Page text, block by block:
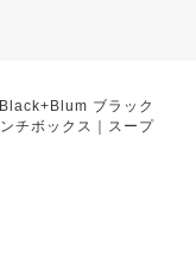
ブラック
チボックス｜スープ